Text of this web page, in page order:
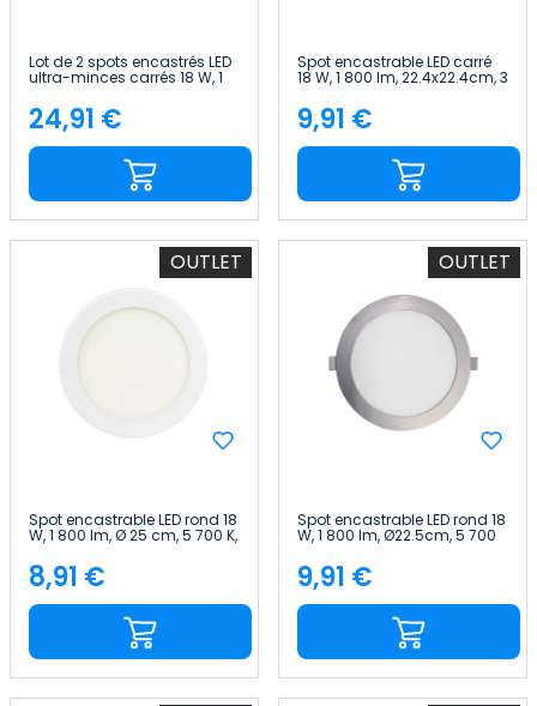
Lot de 2 spots encastrés LED
ultra-minces carrés 18 W, 1
K, blanc, 25 000 h, Primer
Leader
Price
24,91 €
Spot encastrable LED carré
18 W, 1 800 lm, 22.4x22.4cm, 3
SECOM
Price
9,91 €
OUTLET
Spot encastrable LED rond 18
W, 1 800 lm, Ø 25 cm, 5 700 K,
Price
8,91 €
OUTLET
Spot encastrable LED rond 18
W, 1 800 lm, Ø22.5cm, 5 700
Price
9,91 €